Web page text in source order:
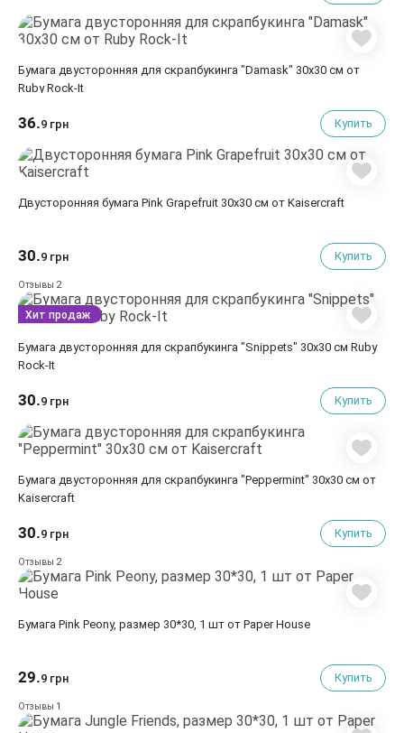
Бумага двусторонняя для скрапбукинга "Damask" 30х30 см от
Ruby Rock-It
36.9 грн Купить
Двусторонняя бумага Pink Grapefruit 30х30 см от Kaisercraft
30.9 грн Купить
Отзывы 2
Бумага двусторонняя для скрапбукинга "Snippets" 30х30 см Ruby
Rock-It
30.9 грн Купить
Хит продаж
Бумага двусторонняя для скрапбукинга "Peppermint" 30х30 см от
Kaisercraft
30.9 грн Купить
Отзывы 2
Бумага Pink Peony, размер 30*30, 1 шт от Paper House
29.9 грн Купить
Отзывы 1